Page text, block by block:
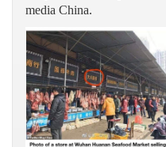
media China.